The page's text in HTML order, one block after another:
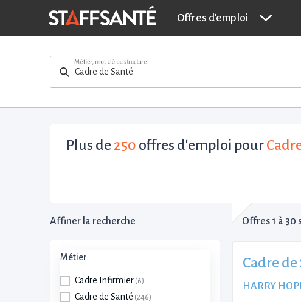
Offres d'emploi
Métier, mot clé ou structure
Plus de 250 offres d'emploi pour
Affiner la recherche
Métier
Cadre Infirmier (6)
Cadre de Santé (246)
Offres 1 à 30
Cadre de
HARRY